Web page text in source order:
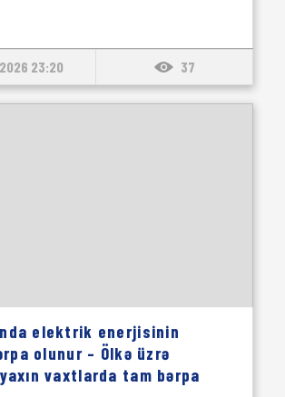
23:20 37
elektrik enerjisinin
olunur – Ölkə üzrə
vaxtlarda tam bərpa